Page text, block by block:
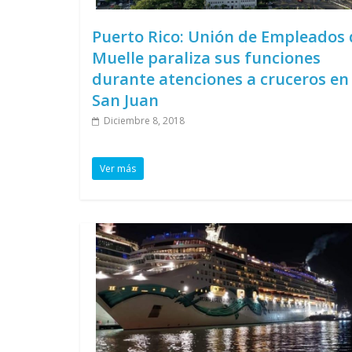
Puerto Rico: Unión de Empleados
Muelle paraliza sus funciones
durante atenciones a cruceros en
San Juan
Diciembre 8, 2018
Ver más